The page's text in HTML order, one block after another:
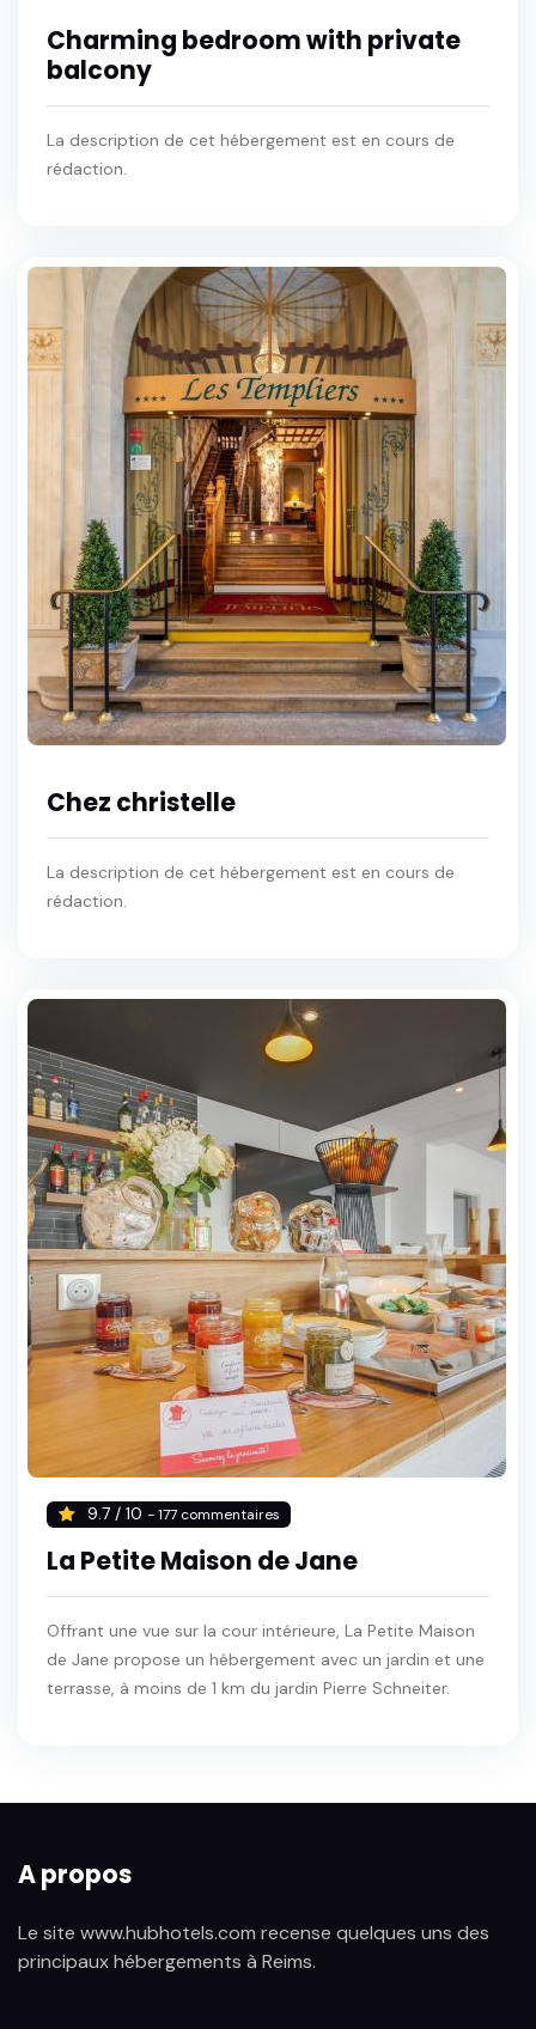
Charming bedroom with private
balcony
La description de cet hébergement est en cours de
rédaction.
Chez christelle
La description de cet hébergement est en cours de
rédaction.
9.7 / 10 - 177 commentaires
La Petite Maison de Jane
Offrant une vue sur la cour intérieure, La Petite Maison
de Jane propose un hébergement avec un jardin et une
terrasse, à moins de 1 km du jardin Pierre Schneiter.
A propos
Le site www.hubhotels.com recense quelques uns des
principaux hébergements à Reims.